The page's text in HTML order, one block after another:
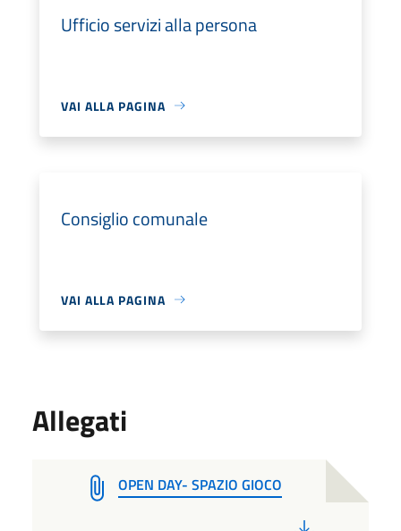
Ufficio servizi alla persona
VAI ALLA PAGINA
Consiglio comunale
VAI ALLA PAGINA
Allegati
OPEN DAY- SPAZIO GIOCO